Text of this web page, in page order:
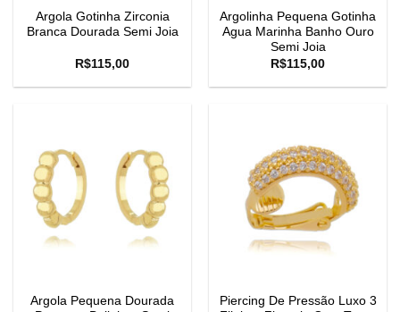
Argola Gotinha Zirconia
Branca Dourada Semi Joia
R$115,00
Argolinha Pequena Gotinha
Agua Marinha Banho Ouro
Semi Joia
R$115,00
Argola Pequena Dourada
Piercing De Pressão Luxo 3